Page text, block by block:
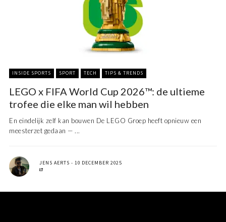
INSIDE SPORTS SPORT TECH TIPS & TRENDS
LEGO x FIFA World Cup 2026™: de ultieme
trofee die elke man wil hebben
En eindelijk zelf kan bouwen De LEGO Groep heeft opnieuw een
meesterzet gedaan — ...
JENS AERTS 10 DECEMBER 2025